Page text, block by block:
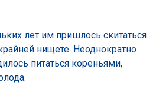
лет им пришлось скитаться
нищете. Неоднократно
питаться кореньями,